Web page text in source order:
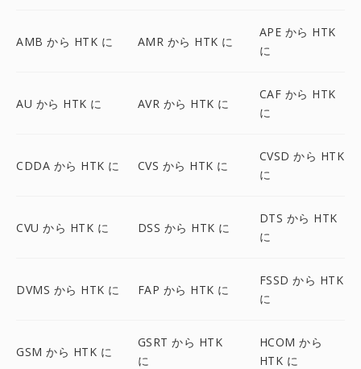
AMB から HTK に AMR から HTK に
APE から HTK
に
AU から HTK に AVR から HTK に
CAF から HTK
に
CDDA から HTK に CVS から HTK に
CVSD から HTK
に
CVU から HTK に DSS から HTK に
DTS から HTK
に
DVMS から HTK に FAP から HTK に
FSSD から HTK
に
GSM から HTK に
GSRT から HTK
に
HCOM から
HTK に